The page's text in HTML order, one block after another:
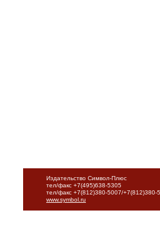
Издательство Символ-Плюс
тел/факс +7(495)638-5305
тел/факс +7(812)380-5007/+7(812)380-
www.symbol.ru